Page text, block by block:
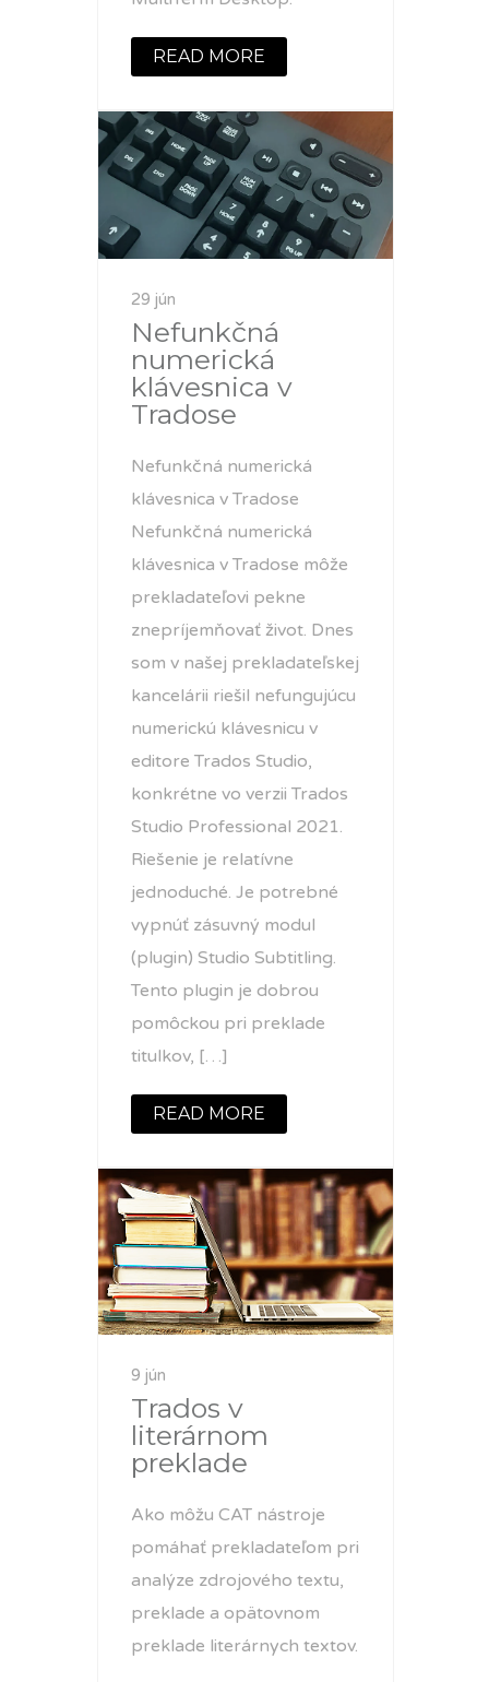
READ MORE
29 jún
Nefunkčná
numerická
klávesnica v
Tradose
Nefunkčná numerická
klávesnica v Tradose
Nefunkčná numerická
klávesnica v Tradose môže
prekladateľovi pekne
znepríjemňovať život. Dnes
som v našej prekladateľskej
kancelárii riešil nefungujúcu
numerickú klávesnicu v
editore Trados Studio,
konkrétne vo verzii Trados
Studio Professional 2021.
Riešenie je relatívne
jednoduché. Je potrebné
vypnúť zásuvný modul
(plugin) Studio Subtitling.
Tento plugin je dobrou
pomôckou pri preklade
titulkov, […]
READ MORE
9 jún
Trados v
literárnom
preklade
Ako môžu CAT nástroje
pomáhať prekladateľom pri
analýze zdrojového textu,
preklade a opätovnom
preklade literárnych textov.